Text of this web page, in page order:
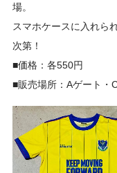
場。
スマホケースに入れら
次第！
■価格：各550円
■販売場所：Aゲート・